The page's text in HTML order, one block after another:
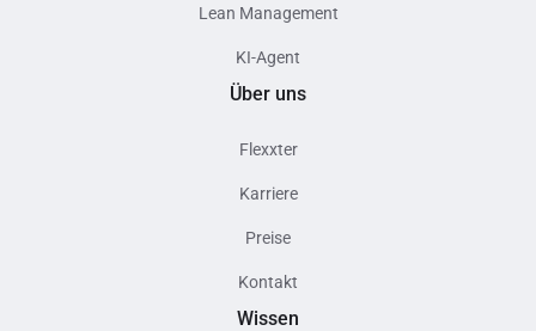
Lean Management
KI-Agent
Über uns
Flexxter
Karriere
Preise
Kontakt
Wissen